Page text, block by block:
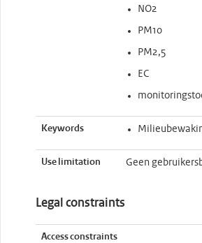
NO2
PM10
PM2,5
EC
Keywords
Use limitation Geen
Legal constraints
Access constraints